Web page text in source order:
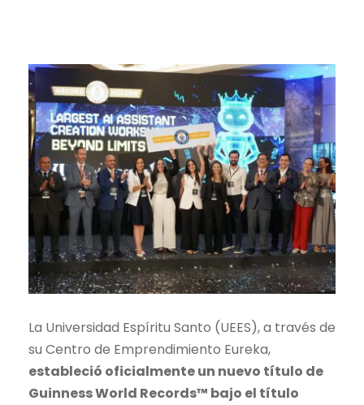
La Universidad Espíritu Santo (UEES), a través de
su Centro de Emprendimiento Eureka,
estableció oficialmente un nuevo título de
Guinness World Records™ bajo el título